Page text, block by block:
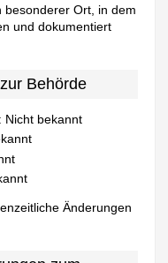
besonderer Ort, in dem
und dokumentiert
Behörde
Nicht bekannt
Änderungen